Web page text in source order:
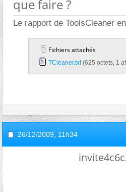
que faire ?
Le rapport de ToolsCleaner
Fichiers attachés
TCleaner.txt‎ (625 octets, 1
26/12/2009, 11h34